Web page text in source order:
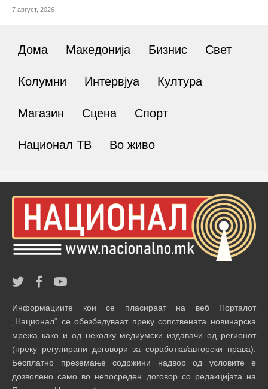
7 август, 2026
Дома Македонија Бизнис Свет
Колумни Интервјуа Култура
Магазин Сцена Спорт
Национал ТВ Во живо
Информациите кои се пласираат на веб Порталот
„Национал“ се обезбедуваат преку сопствената новинарска
мрежа како и од неколку медиумски издавачи од регионот
(преку регулирани договори за соработка/авторски права).
Бесплатно преземање содржини надвор од условите е
дозволено само во непосреден договор со редакцијата на